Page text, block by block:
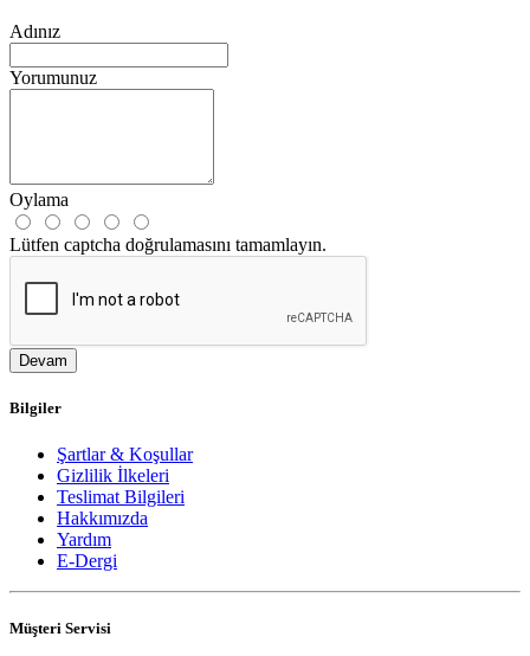
Adınız
Yorumunuz
Oylama
Lütfen captcha doğrulamasını tamamlayın.
Devam
Bilgiler
Şartlar & Koşullar
Gizlilik İlkeleri
Teslimat Bilgileri
Hakkımızda
Yardım
E-Dergi
Müşteri Servisi